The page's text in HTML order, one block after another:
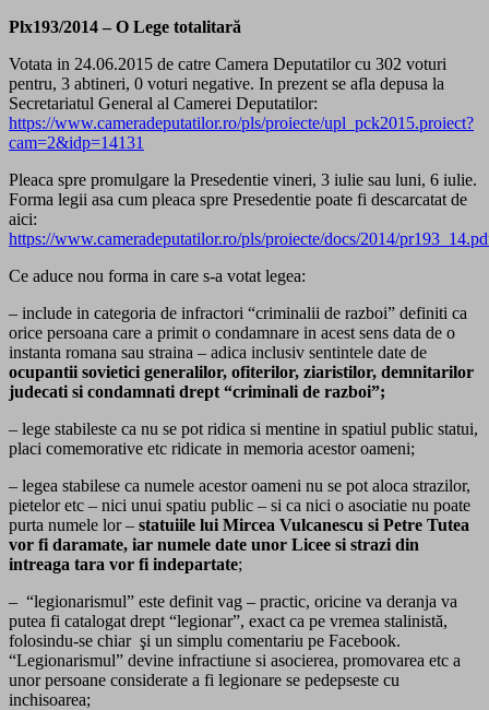
Plx193/2014 – O Lege totalitară
Votata in 24.06.2015 de catre Camera Deputatilor cu 302 voturi
pentru, 3 abtineri, 0 voturi negative. In prezent se afla depusa la
Secretariatul General al Camerei Deputatilor:
https://www.cameradeputatilor.ro/pls/proiecte/upl_pck2015.proiect?
cam=2&idp=14131
Pleaca spre promulgare la Presedentie vineri, 3 iulie sau luni, 6 iulie.
Forma legii asa cum pleaca spre Presedentie poate fi descarcatat de
aici:
https://www.cameradeputatilor.ro/pls/proiecte/docs/2014/
Ce aduce nou forma in care s-a votat legea:
– include in categoria de infractori “criminalii de razboi” definiti ca
orice persoana care a primit o condamnare in acest sens data de o
instanta romana sau straina – adica inclusiv sentintele date de
ocupantii sovietici generalilor, ofiterilor, ziaristilor, demnitarilor
judecati si condamnati drept “criminali de razboi”;
– lege stabileste ca nu se pot ridica si mentine in spatiul public statui,
placi comemorative etc ridicate in memoria acestor oameni;
– legea stabilese ca numele acestor oameni nu se pot aloca strazilor,
pietelor etc – nici unui spatiu public – si ca nici o asociatie nu poate
purta numele lor – statuiile lui Mircea Vulcanescu si Petre Tutea
vor fi daramate, iar numele date unor Licee si strazi din
intreaga tara vor fi indepartate;
– “legionarismul” este definit vag – practic, oricine va deranja va
putea fi catalogat drept “legionar”, exact ca pe vremea stalinistă,
folosindu-se chiar şi un simplu comentariu pe Facebook.
“Legionarismul” devine infractiune si asocierea, promovarea etc a
unor persoane considerate a fi legionare se pedepseste cu
inchisoarea;